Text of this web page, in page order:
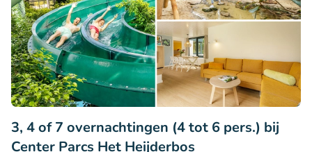
3, 4 of 7 overnachtingen (4 tot 6 pers.) bij
Center Parcs Het Heijderbos